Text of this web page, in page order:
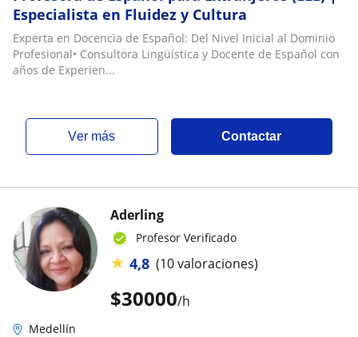
Especialista en Fluidez y Cultura
Experta en Docencia de Español: Del Nivel Inicial al Dominio
Profesional• Consultora Lingüística y Docente de Español con
años de Experien...
ver más Contactar
$30000/h
Aderling
Profesor Verificado
★ 4,8 (10 valoraciones)
Medellín